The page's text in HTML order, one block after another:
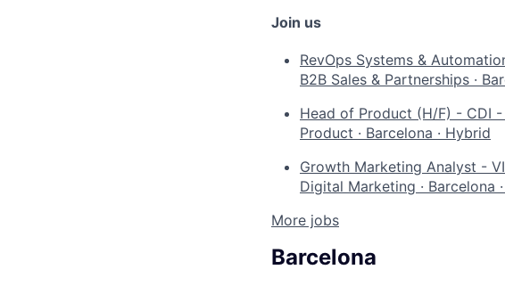
Join us
RevOps Systems &
B2B Sales & Partnerships ·
Head of Product (H/F) - CDI -
Product · Barcelona · Hybrid
Growth Marketing Analyst -
Digital Marketing · Barcelona ·
More jobs
Barcelona